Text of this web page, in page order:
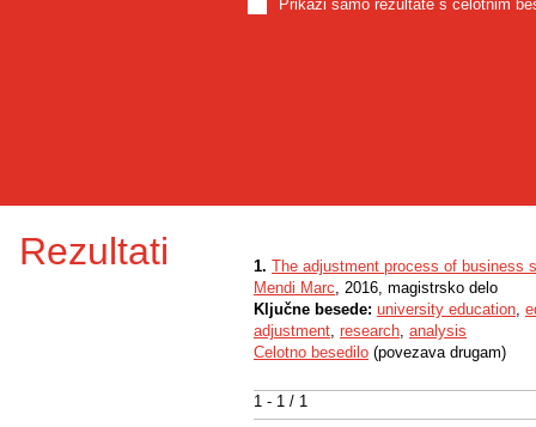
Prikaži samo rezultate s celotnim
Rezultati
1 - 1 / 1
1. The adjustment process of business
Mendi Marc, 2016, magistrsko delo
Ključne besede: university education,
adjustment, research, analysis
Celotno besedilo (povezava drugam)